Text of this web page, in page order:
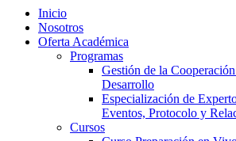
Inicio
Nosotros
Oferta Académica
Programas
Gestión de la
Desarrollo
Especialización de
Eventos, Protocolo y
Cursos